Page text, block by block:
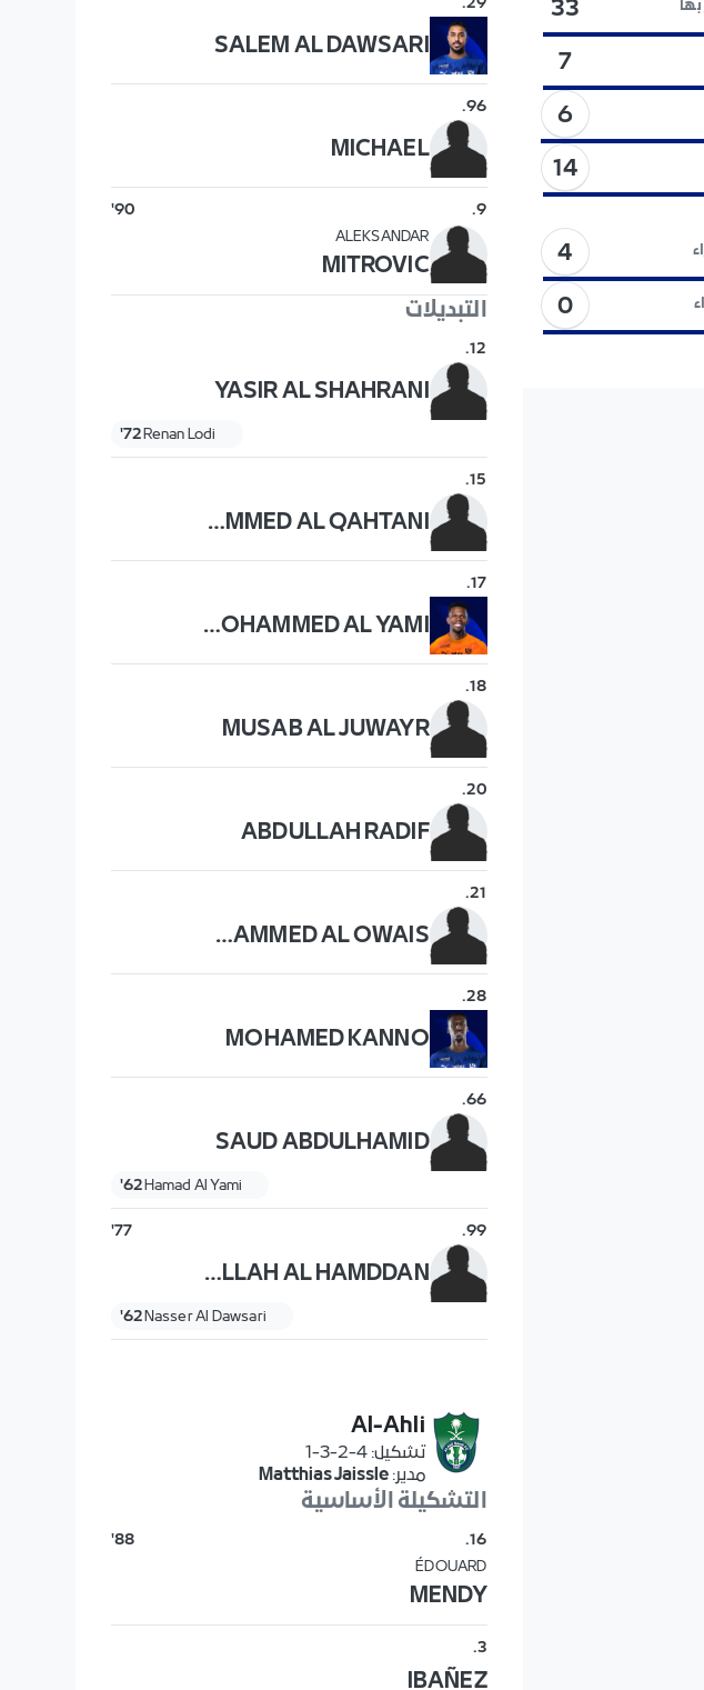
بها
33
7
6
14
4
0
29
.
SALEM AL DAWSARI
96
.
MICHAEL
9
.
90'
ALEKSANDAR
MITROVIC
التبديلات
12
.
YASIR AL SHAHRANI
Renan Lodi
72'
15
.
MOHAMMED AL QAHTANI
17
.
MOHAMMED AL YAMI
18
.
MUSAB AL JUWAYR
20
.
ABDULLAH RADIF
21
.
MOHAMMED AL OWAIS
28
.
MOHAMED KANNO
66
.
SAUD ABDULHAMID
Hamad Al Yami
62'
99
.
77'
ABDULLAH AL HAMDDAN
Nasser Al Dawsari
62'
Al-Ahli
تشكيل:
4-2-3-1
مدير:
Matthias Jaissle
التشكيلة الأساسية
16
.
88'
ÉDOUARD
MENDY
3
.
IBAÑEZ